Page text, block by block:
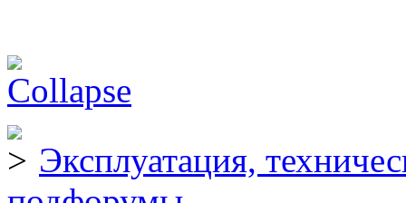
Эксплуатация,